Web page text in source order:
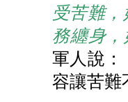
受苦難，
務纏身
軍人說：
容讓苦難